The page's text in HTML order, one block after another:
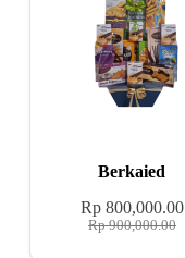
Berkaied
Rp900,000.00
Rp800,000.00